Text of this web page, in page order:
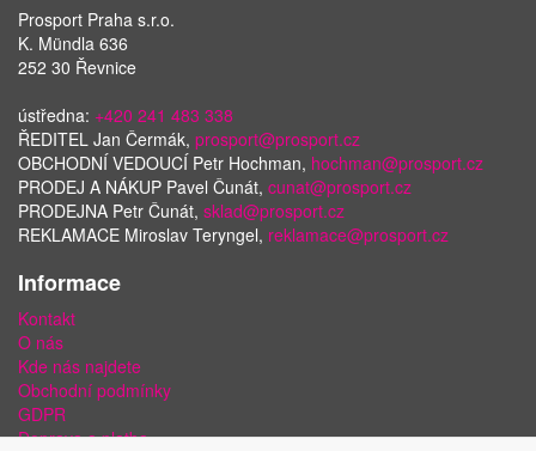
Prosport Praha s.r.o.
K. Mündla 636
252 30 Řevnice
ústředna: +420 241 483 338
ŘEDITEL Jan Čermák, prosport@prosport.cz
OBCHODNÍ VEDOUCÍ Petr Hochman, hochman@prosport.cz
PRODEJ A NÁKUP Pavel Čunát, cunat@prosport.cz
PRODEJNA Petr Čunát, sklad@prosport.cz
REKLAMACE Miroslav Teryngel, reklamace@prosport.cz
Informace
Kontakt
O nás
Kde nás najdete
Obchodní podmínky
GDPR
Doprava a platba